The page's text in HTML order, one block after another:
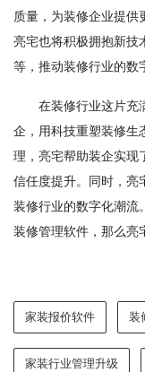
质量，为装修企业提供
亮宅也将积极拥抱新技
等，推动装修行业的数
在装修行业这片充
企，用科技重塑装修生
理，亮宅帮助装企实现
信任度提升。同时，亮
装修行业的数字化潮流
装修管理软件，那么亮
家装报价软件 装
家装行业管理升级